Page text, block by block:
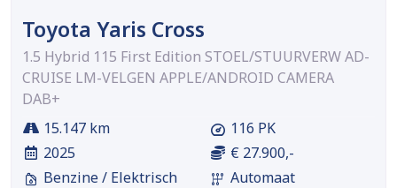
Toyota Yaris Cross
1.5 Hybrid 115 First Edition STOEL/STUURVERW AD-
CRUISE LM-VELGEN APPLE/ANDROID CAMERA
DAB+
15.147 km
2025
Benzine / Elektrisch
116 PK
€ 27.900,-
Automaat